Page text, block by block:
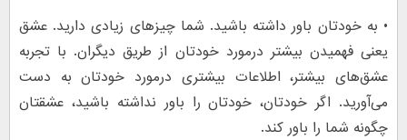
• به خودتان باور داشته باشید. شما چیزهای زیادی دارید. عشق
یعنی فهمیدن بیشتر درمورد خودتان از طریق دیگران. با تجربه
عشق‌های بیشتر، اطلاعات بیشتری درمورد خودتان به دست
می‌آورید. اگر خودتان، خودتان را باور نداشته باشید، عشقتان
چگونه شما را باور کند.